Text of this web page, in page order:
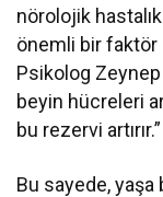
nörolojik
önemli bir faktör
Psikolog
beyin hücreleri
bu rezervi
Bu sayede, yaşa